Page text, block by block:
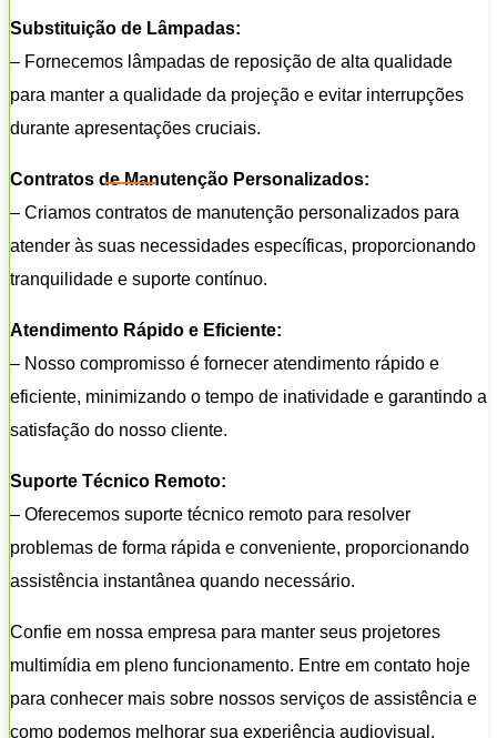
Substituição de Lâmpadas:
– Fornecemos lâmpadas de reposição de alta qualidade
para manter a qualidade da projeção e evitar interrupções
durante apresentações cruciais.
Contratos de Manutenção Personalizados:
– Criamos contratos de manutenção personalizados para
atender às suas necessidades específicas, proporcionando
tranquilidade e suporte contínuo.
Atendimento Rápido e Eficiente:
– Nosso compromisso é fornecer atendimento rápido e
eficiente, minimizando o tempo de inatividade e garantindo a
satisfação do nosso cliente.
Suporte Técnico Remoto:
– Oferecemos suporte técnico remoto para resolver
problemas de forma rápida e conveniente, proporcionando
assistência instantânea quando necessário.
Confie em nossa empresa para manter seus projetores
multimídia em pleno funcionamento. Entre em contato hoje
para conhecer mais sobre nossos serviços de assistência e
como podemos melhorar sua experiência audiovisual.